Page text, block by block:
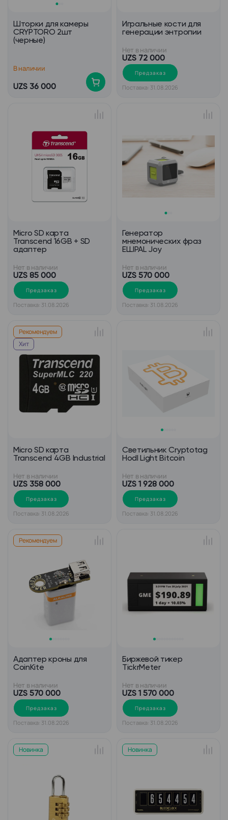
Шторки для камеры
CRYPTORO 2шт
(черные)
В наличии
UZS 36 000
Игральные кости для
генерации энтропии
Нет в наличии
UZS 72 000
Предзаказ
Поставка: 31.08.2026
Micro SD карта
Transcend 16GB + SD
адаптер
Нет в наличии
UZS 85 000
Предзаказ
Поставка: 31.08.2026
Генератор
мнемонических фраз
ELLIPAL Joy
Нет в наличии
UZS 570 000
Предзаказ
Поставка: 31.08.2026
Рекомендуем
Хит
Micro SD карта
Transcend 4GB Industrial
Нет в наличии
UZS 358 000
Предзаказ
Поставка: 31.08.2026
Cветильник Cryptotag
Hodl Light Bitcoin
Нет в наличии
UZS 1 928 000
Предзаказ
Поставка: 31.08.2026
Рекомендуем
Адаптер кроны для
CoinKite
Нет в наличии
UZS 570 000
Предзаказ
Поставка: 31.08.2026
Биржевой тикер
TickrMeter
Нет в наличии
UZS 1 570 000
Предзаказ
Поставка: 31.08.2026
Новинка Новинка